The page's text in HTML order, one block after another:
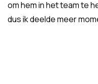
om hem in het team te
dus ik deelde meer